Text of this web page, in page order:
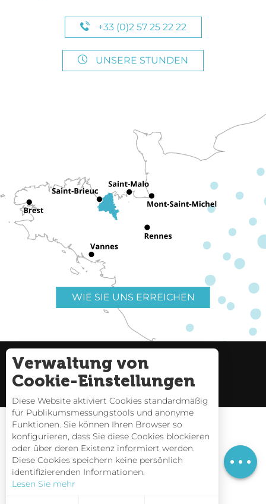
Preise
+33 (0)2 57 25 22 22
UNSERE STUNDEN
WIE SIE UNS ERREICHEN
Nützliche Links
Seitenverzeichnis
Gezeitentafeln
Webcams
Verwaltung von
Cookie-Einstellungen
Diese Website aktiviert Cookies standardmäßig
für Publikumsmessungstools und anonyme
Funktionen. Sie können Ihren Browser so
konfigurieren, dass Sie diese Cookies blockieren
oder über deren Existenz informiert werden.
Diese Cookies speichern keine persönlich
identifizierenden Informationen.
Lesen Sie mehr